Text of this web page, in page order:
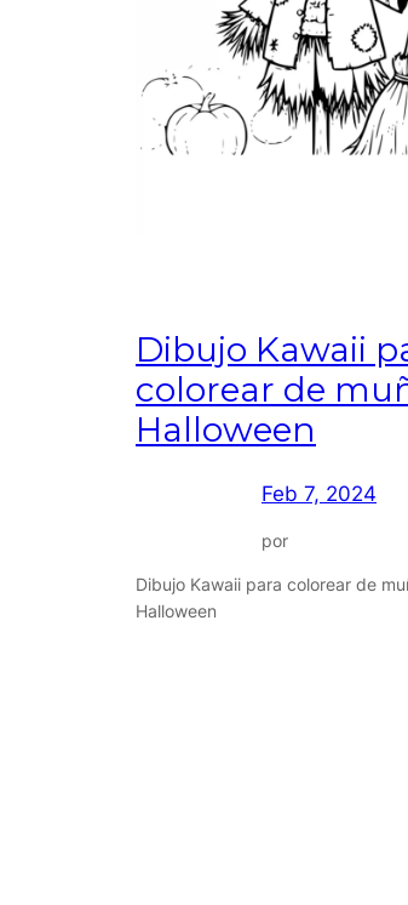
Dibujo Kawaii
colorear de
Halloween
Feb 7, 2024
por
Dibujo Kawaii para colorear de
Halloween